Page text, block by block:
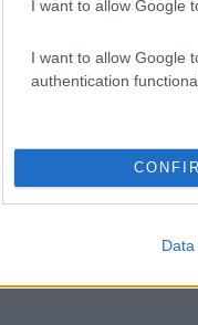
I want to allow Google
I want to allow Google
authentication